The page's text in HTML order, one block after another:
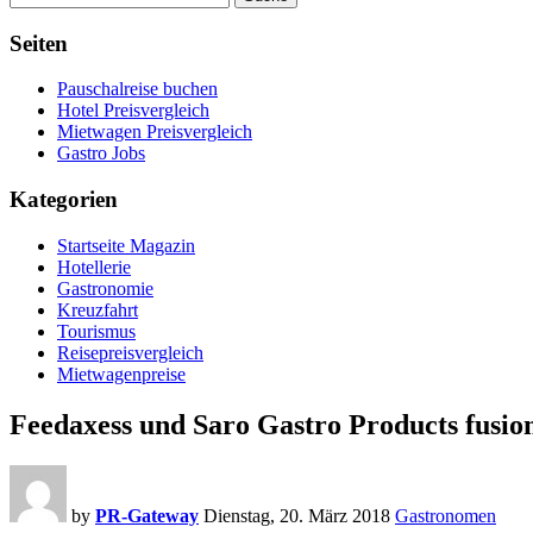
Seiten
Pauschalreise buchen
Hotel Preisvergleich
Mietwagen Preisvergleich
Gastro Jobs
Kategorien
Startseite Magazin
Hotellerie
Gastronomie
Kreuzfahrt
Tourismus
Reisepreisvergleich
Mietwagenpreise
Feedaxess und Saro Gastro Products
by PR-Gateway Dienstag, 20. März 2018 Gastronomen